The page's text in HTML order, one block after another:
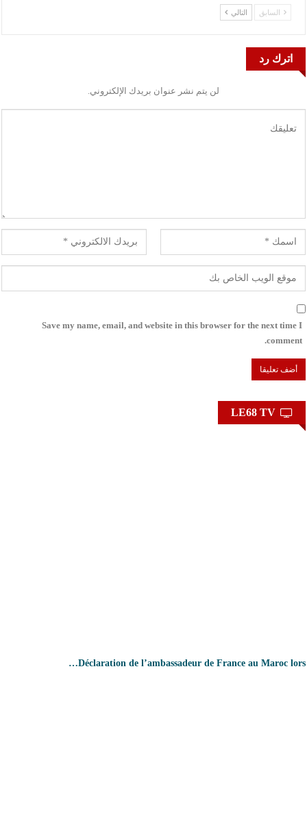
السابق التالي
اترك رد
لن يتم نشر عنوان بريدك الإلكتروني.
Save my name, email, and website in this browser for the next time I
comment.
Déclaration de l’ambassadeur de France au Maroc lors…